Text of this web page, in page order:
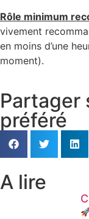
Rôle minimum
vivement
en moins d’une
moment).
Partager
préféré
A lire